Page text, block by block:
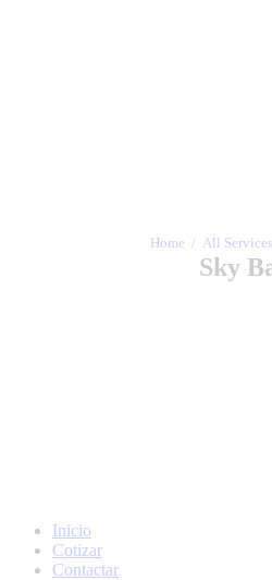
Home All Services
Sky
Inicio
Cotizar
Contactar